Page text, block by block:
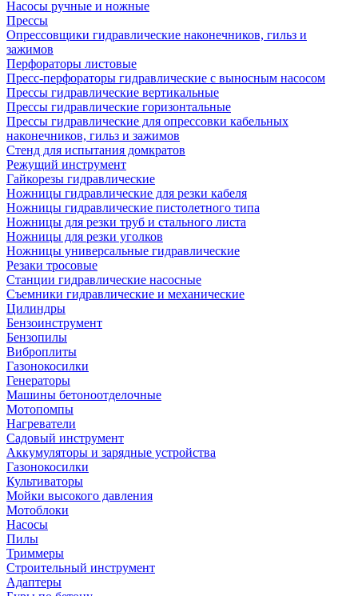
Насосы ручные и ножные
Прессы
Опрессовщики гидравлические наконечников, гильз и
зажимов
Перфораторы листовые
Пресс-перфораторы гидравлические с выносным насосом
Прессы гидравлические вертикальные
Прессы гидравлические горизонтальные
Прессы гидравлические для опрессовки кабельных
наконечников, гильз и зажимов
Стенд для испытания домкратов
Режущий инструмент
Гайкорезы гидравлические
Ножницы гидравлические для резки кабеля
Ножницы гидравлические пистолетного типа
Ножницы для резки труб и стального листа
Ножницы для резки уголков
Ножницы универсальные гидравлические
Резаки тросовые
Станции гидравлические насосные
Съемники гидравлические и механические
Цилиндры
Бензоинструмент
Бензопилы
Виброплиты
Газонокосилки
Генераторы
Машины бетоноотделочные
Мотопомпы
Нагреватели
Садовый инструмент
Аккумуляторы и зарядные устройства
Газонокосилки
Культиваторы
Мойки высокого давления
Мотоблоки
Насосы
Пилы
Триммеры
Строительный инструмент
Адаптеры